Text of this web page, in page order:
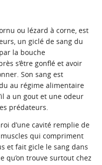
ou lézard à corne, est
un giclé de sang du
la bouche
s’être gonflé et avoir
Son sang est
au régime alimentaire
a un gout et une odeur
prédateurs.
d’une cavité remplie de
qui compriment
et fait gicle le sang dans
qu’on trouve surtout chez